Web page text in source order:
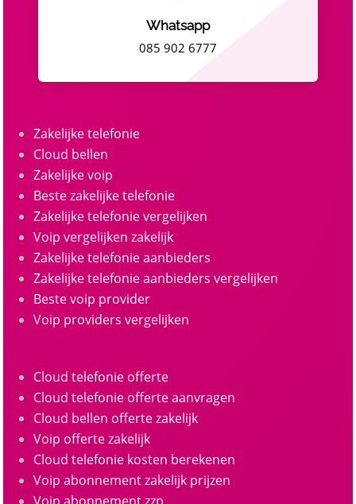
Whatsapp
085 902 6777
Zakelijke telefonie
Cloud bellen
Zakelijke voip
Beste zakelijke telefonie
Zakelijke telefonie vergelijken
Voip vergelijken zakelijk
Zakelijke telefonie aanbieders
Zakelijke telefonie aanbieders vergelijken
Beste voip provider
Voip providers vergelijken
Cloud telefonie offerte
Cloud telefonie offerte aanvragen
Cloud bellen offerte zakelijk
Voip offerte zakelijk
Cloud telefonie kosten berekenen
Voip abonnement zakelijk prijzen